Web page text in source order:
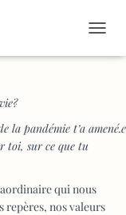
et mettre toutes les
la pandémie t’a amené.e
toi, sur ce que tu
qui nous
repères, nos valeurs